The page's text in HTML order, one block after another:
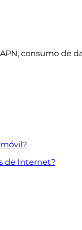
consumo de
de Internet?